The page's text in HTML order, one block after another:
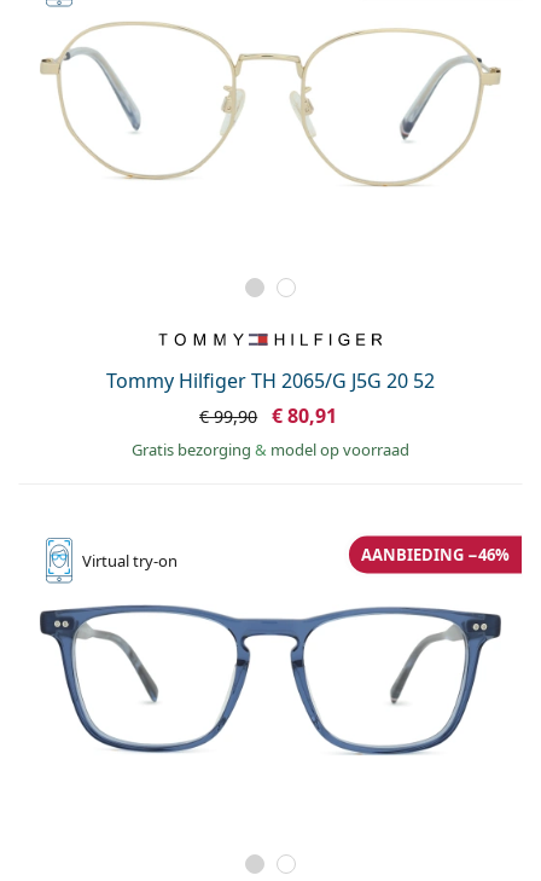
Tommy Hilfiger TH 2065/G J5G 20 52
€ 99,90 € 80,91
Gratis bezorging & model op voorraad
Virtualtry-on AANBIEDING −46%